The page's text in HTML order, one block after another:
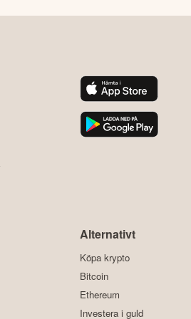
Alternativt
Köpa krypto
Bitcoin
Ethereum
Investera i guld